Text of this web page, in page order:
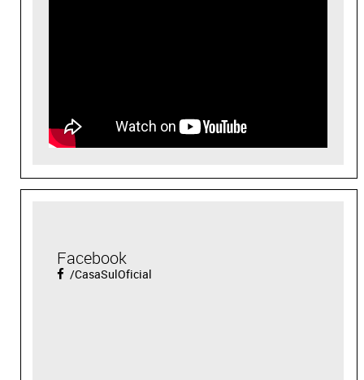
Facebook
/CasaSulOficial